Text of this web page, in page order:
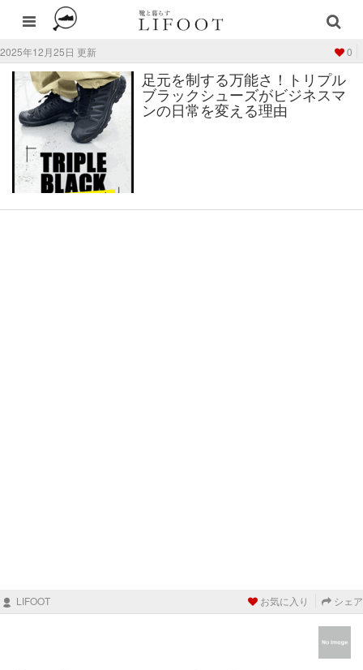
2025年12月25日 更新 0
足元を制する万能さ！トリプル
ブラックシューズがビジネスマ
ンの日常を変える理由
LIFOOT お気に入り シェア